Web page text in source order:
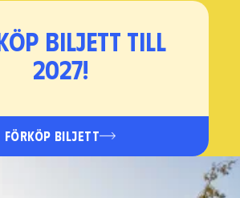
biljett till
2027!
FÖRKÖP BILJETT